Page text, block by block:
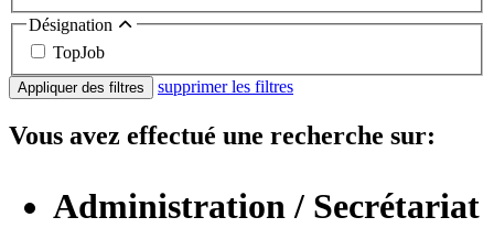
Désignation
TopJob
Appliquer des filtres supprimer les filtres
Vous avez effectué une recherche sur:
Administration / Secrétariat